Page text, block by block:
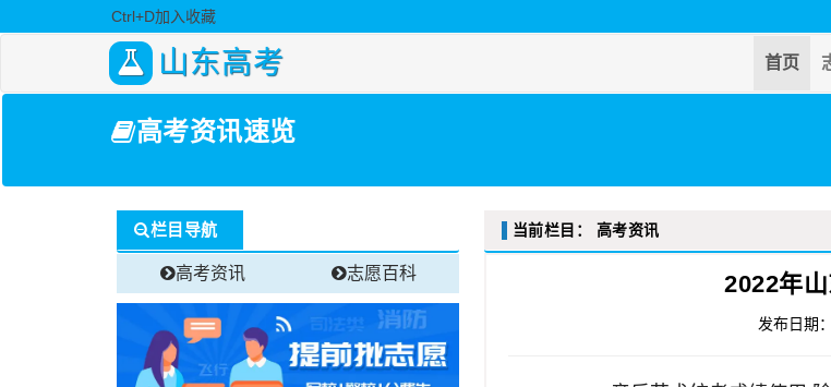
Ctrl+D加入收藏
山东高考 首页
高考资讯速览
当前栏目： 高考资讯
2022年
发布日期
栏目导航
高考资讯 志愿百科